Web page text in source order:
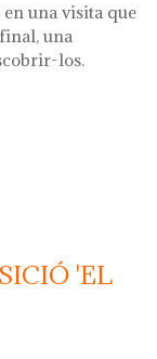
una visita que
una
los.
'anar
'EL